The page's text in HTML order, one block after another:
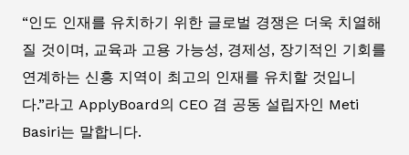
“인도 인재를 유치하기 위한 글로벌 경쟁은 더욱 치열해
질 것이며, 교육과 고용 가능성, 경제성, 장기적인 기회를
연계하는 신흥 지역이 최고의 인재를 유치할 것입니
다.”라고 ApplyBoard의 CEO 겸 공동 설립자인 Meti
Basiri는 말합니다.